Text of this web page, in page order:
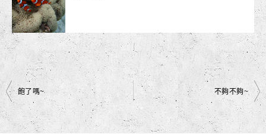
文
章
導
飽了嗎~ 不夠不夠~